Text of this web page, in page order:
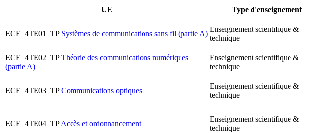
UE Type d'enseignement
ECE_4TE01_TP Systèmes de communications sans fil (partie A)
Enseignement scientifique &
technique
ECE_4TE02_TP Théorie des communications numériques
(partie A)
Enseignement scientifique &
technique
ECE_4TE03_TP Communications optiques
Enseignement scientifique &
technique
ECE_4TE04_TP Accès et ordonnancement
Enseignement scientifique &
technique